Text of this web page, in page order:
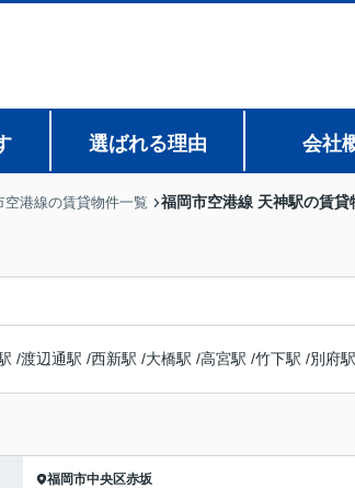
選ばれる理由 会社
空港線の賃貸物件一覧 福岡市空港線 天神駅の賃貸
/渡辺通駅 /西新駅 /大橋駅 /高宮駅 /竹下駅 /別府駅
福岡市中央区赤坂